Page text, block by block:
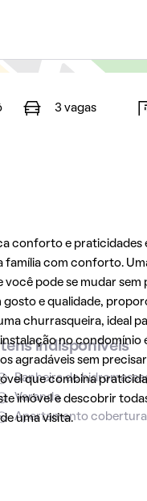
3 vagas
conforto e praticidades
com conforto.
você pode se mudar
e qualidade,
churrasqueira, ideal
no condomínio
agradáveis sem precisar
que combina
imóvel e descobrir
uma visita.
indisponíveis
Banheira de
Varanda
Apartamento cobertura